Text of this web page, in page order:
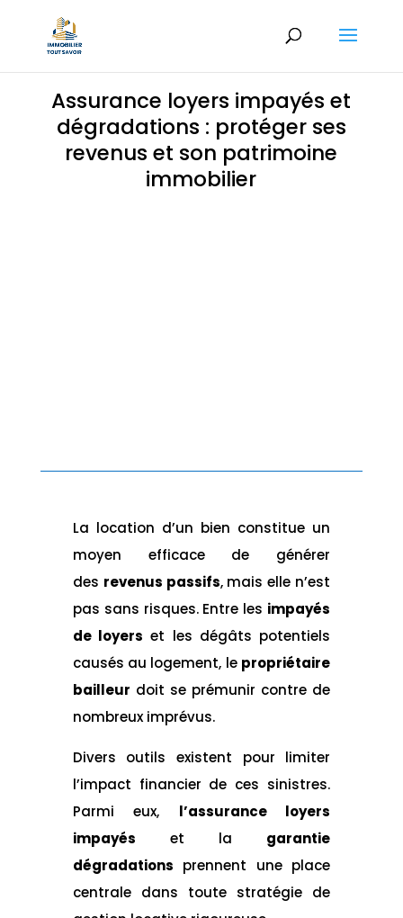
Assurance loyers impayés et
dégradations : protéger ses
revenus et son patrimoine
immobilier
La location d’un bien constitue un
moyen efficace de générer
des revenus passifs, mais elle n’est
pas sans risques. Entre les impayés
de loyers et les dégâts potentiels
causés au logement, le propriétaire
bailleur doit se prémunir contre de
nombreux imprévus.
Divers outils existent pour limiter
l’impact financier de ces sinistres.
Parmi eux,
l’assurance loyers
impayés
et la
garantie
dégradations prennent une place
centrale dans toute stratégie de